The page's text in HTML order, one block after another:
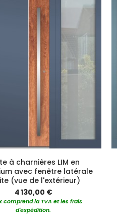
à charnières LIM en
avec fenêtre latérale
(vue de l'extérieur)
4 130,00 €
comprend la TVA et les frais
d'expédition.